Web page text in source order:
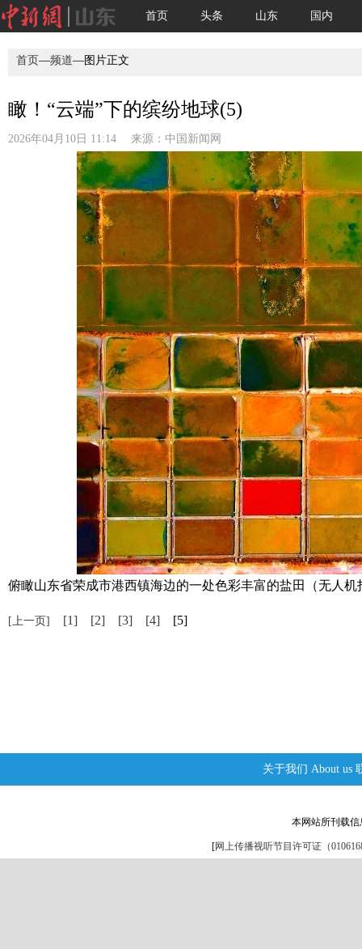
首页 头条 山东 国内
首页—频道—图片正文
瞰！“云端”下的缤纷地球(5)
2026年04月10日 11:14 来源： 中国新闻网
俯瞰山东省荣成市港西镇海边的一处色彩丰富的盐田（无人机
[上一页] [1] [2] [3] [4] [5]
关于我们 About us
本网站所刊载
[网上传播视听节目许可证（